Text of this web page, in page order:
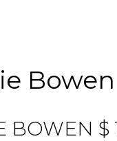
Bowen
BOWEN $